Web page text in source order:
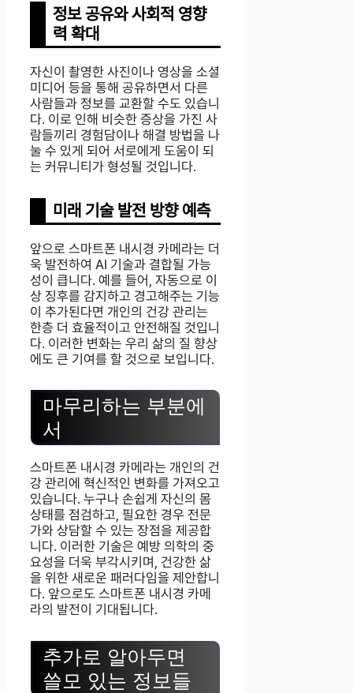
정보 공유와 사회적 영향
력 확대
자신이 촬영한 사진이나 영상을 소셜
미디어 등을 통해 공유하면서 다른
사람들과 정보를 교환할 수도 있습니
다. 이로 인해 비슷한 증상을 가진 사
람들끼리 경험담이나 해결 방법을 나
눌 수 있게 되어 서로에게 도움이 되
는 커뮤니티가 형성될 것입니다.
미래 기술 발전 방향 예측
앞으로 스마트폰 내시경 카메라는 더
욱 발전하여 AI 기술과 결합될 가능
성이 큽니다. 예를 들어, 자동으로 이
상 징후를 감지하고 경고해주는 기능
이 추가된다면 개인의 건강 관리는
한층 더 효율적이고 안전해질 것입니
다. 이러한 변화는 우리 삶의 질 향상
에도 큰 기여를 할 것으로 보입니다.
마무리하는 부분에
서
스마트폰 내시경 카메라는 개인의 건
강 관리에 혁신적인 변화를 가져오고
있습니다. 누구나 손쉽게 자신의 몸
상태를 점검하고, 필요한 경우 전문
가와 상담할 수 있는 장점을 제공합
니다. 이러한 기술은 예방 의학의 중
요성을 더욱 부각시키며, 건강한 삶
을 위한 새로운 패러다임을 제안합니
다. 앞으로도 스마트폰 내시경 카메
라의 발전이 기대됩니다.
추가로 알아두면
쓸모 있는 정보들